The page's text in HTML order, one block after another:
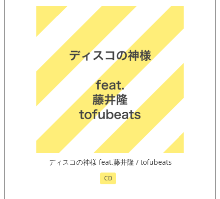
ディスコの神様 feat.藤井隆 / tofubeats
CD